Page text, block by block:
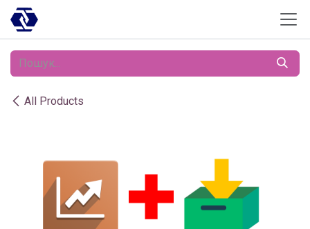
Skip to Content
All Products